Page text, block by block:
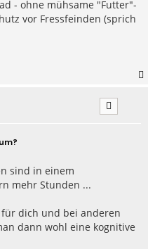
- ohne mühsame "Futter"-
vor Fressfeinden (sprich
sind in einem
mehr Stunden ...
für dich und bei anderen
dann wohl eine kognitive